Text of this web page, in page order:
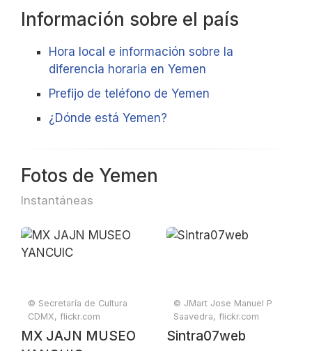
Información sobre el país
Hora local e información sobre la
diferencia horaria en Yemen
Prefijo de teléfono de Yemen
¿Dónde está Yemen?
Fotos de Yemen
Instantáneas
© Secretaría de Cultura
CDMX, flickr.com
MX JAJN MUSEO
© JMart Jose Manuel P
Saavedra, flickr.com
Sintra07web